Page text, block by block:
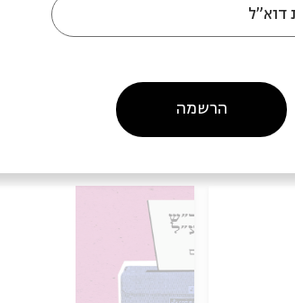
עוד בבית אבי חי
דוא"ל
הרשמה